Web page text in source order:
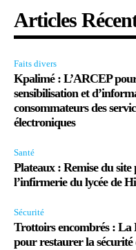
Articles
Faits divers
Kpalimé : L’ARCEP
sensibilisation et
consommateurs des
électroniques
Santé
Plateaux : Remise du
l’infirmerie du lycée de
Sécurité
Trottoirs encombrés : La
pour restaurer la sécurité